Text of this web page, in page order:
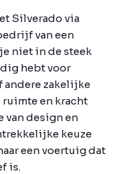
Silverado via
van een
niet in de steek
hebt voor
andere zakelijke
en kracht
van design en
keuze
een voertuig dat
is.